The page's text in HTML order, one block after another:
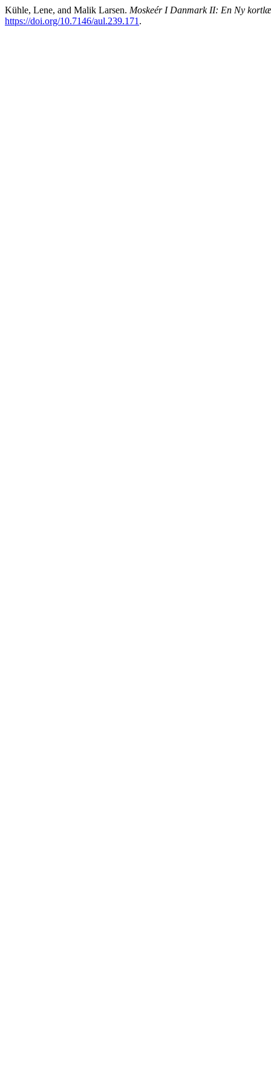
Kühle, Lene, and Malik Larsen. Moskeér I Danmark II: En Ny
https://doi.org/10.7146/aul.239.171 .